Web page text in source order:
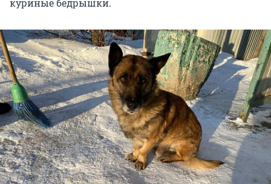
куриные бедрышки.